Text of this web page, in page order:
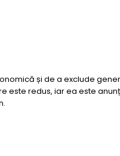
și de a exclude
este redus, iar ea este